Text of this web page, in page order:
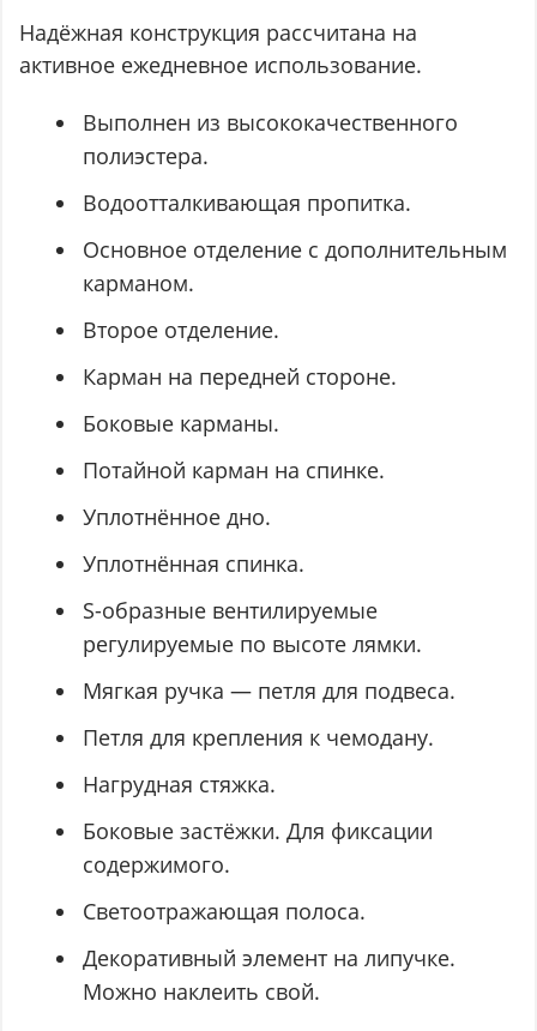
Надёжная конструкция рассчитана на
активное ежедневное использование.
Выполнен из высококачественного
полиэстера.
Водоотталкивающая пропитка.
Основное отделение с дополнительным
карманом.
Второе отделение.
Карман на передней стороне.
Боковые карманы.
Потайной карман на спинке.
Уплотнённое дно.
Уплотнённая спинка.
S-образные вентилируемые
регулируемые по высоте лямки.
Мягкая ручка — петля для подвеса.
Петля для крепления к чемодану.
Нагрудная стяжка.
Боковые застёжки. Для фиксации
содержимого.
Светоотражающая полоса.
Декоративный элемент на липучке.
Можно наклеить свой.